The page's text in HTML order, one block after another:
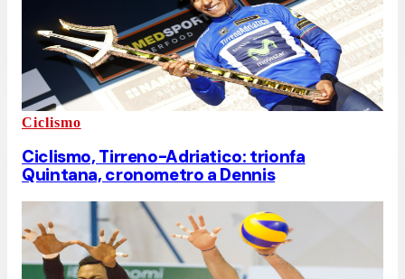
Ciclismo
Ciclismo, Tirreno-Adriatico: trionfa
Quintana, cronometro a Dennis